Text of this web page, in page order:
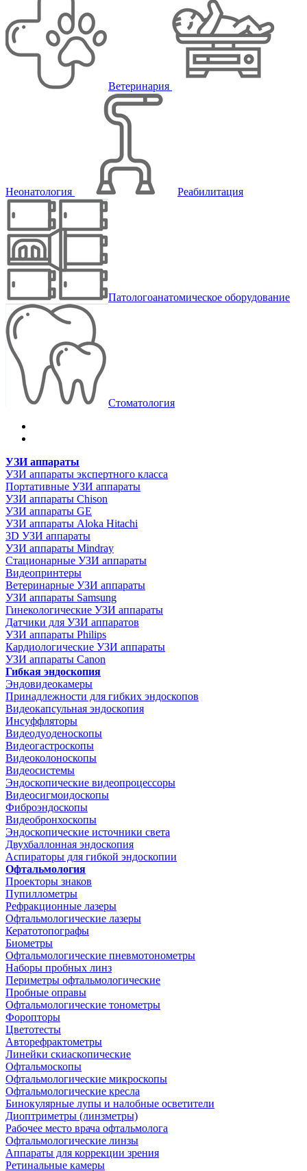
Ветеринария
Неонатология Реабилитация
Патологоанатомическое оборудование
Стоматология
УЗИ аппараты
УЗИ аппараты экспертного класса
Портативные УЗИ аппараты
УЗИ аппараты Chison
УЗИ аппараты GE
УЗИ аппараты Aloka Hitachi
3D УЗИ аппараты
УЗИ аппараты Mindray
Стационарные УЗИ аппараты
Видеопринтеры
Ветеринарные УЗИ аппараты
УЗИ аппараты Samsung
Гинекологические УЗИ аппараты
Датчики для УЗИ аппаратов
УЗИ аппараты Philips
Кардиологические УЗИ аппараты
УЗИ аппараты Canon
Гибкая эндоскопия
Эндовидеокамеры
Принадлежности для гибких эндоскопов
Видеокапсульная эндоскопия
Инсуффляторы
Видеодуоденоскопы
Видеогастроскопы
Видеоколоноскопы
Видеосистемы
Эндоскопические видеопроцессоры
Видеосигмоидоскопы
Фиброэндоскопы
Видеобронхоскопы
Эндоскопические источники света
Двухбаллонная эндоскопия
Аспираторы для гибкой эндоскопии
Офтальмология
Проекторы знаков
Пупиллометры
Рефракционные лазеры
Офтальмологические лазеры
Кератотопографы
Биометры
Офтальмологические пневмотонометры
Наборы пробных линз
Периметры офтальмологические
Пробные оправы
Офтальмологические тонометры
Форопторы
Цветотесты
Авторефрактометры
Линейки скиаскопические
Офтальмоскопы
Офтальмологические микроскопы
Офтальмологические кресла
Бинокулярные лупы и налобные осветители
Диоптриметры (линзметры)
Рабочее место врача офтальмолога
Офтальмологические линзы
Аппараты для коррекции зрения
Ретинальные камеры